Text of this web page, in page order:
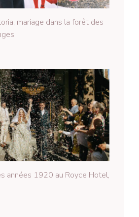
mariage dans la forêt des
années 1920 au Royce Hotel,